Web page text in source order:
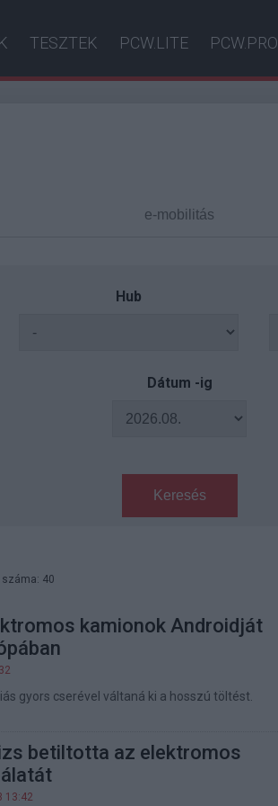
TESZTEK PCW.LITE PCW.PRO
Hub
Dátum -ig
Keresés
40
kamionok Androidját
gyors cserével váltaná ki a hosszú töltést.
betiltotta az elektromos
13:42